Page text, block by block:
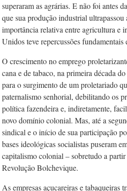
superaram as agrárias. E não foi antes
que sua produção industrial ultrapassou
importância relativa entre agricultura e
Unidos teve repercussões
O crescimento no emprego
cana e de tabaco, na primeira década
para o surgimento de um proletariado
paternalismo senhorial, debilitando os
política fazendeira e, indiretamente,
novo domínio colonial. Mas, até a
sindical e o início de sua participação
bases ideológicas socialistas puseram
capitalismo colonial – sobretudo a partir
Revolução Bolchevique.
As empresas açucareiras e tabaqueiras